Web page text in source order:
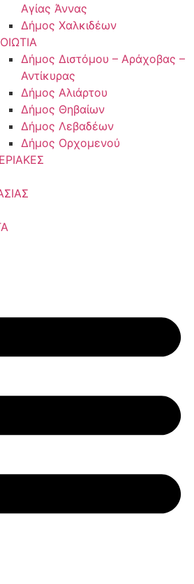
Αγίας Άννας
Δήμος Χαλκιδέων
Δήμος Διστόμου – Αράχοβας –
Αντίκυρας
Δήμος Αλιάρτου
Δήμος Θηβαίων
Δήμος Λεβαδέων
Δήμος Ορχομενού